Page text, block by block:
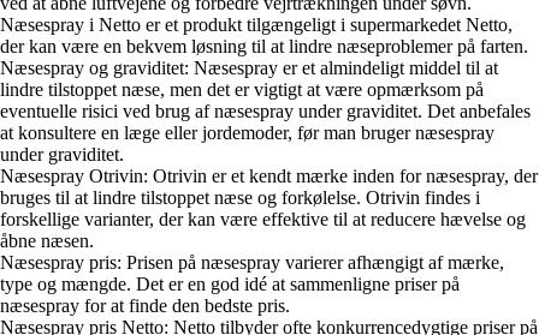
Næsespray i Netto er et produkt tilgængeligt i supermarkedet Netto,
der kan være en bekvem løsning til at lindre næseproblemer på farten.
Næsespray og graviditet: Næsespray er et almindeligt middel til at
lindre tilstoppet næse, men det er vigtigt at være opmærksom på
eventuelle risici ved brug af næsespray under graviditet. Det anbefales
at konsultere en læge eller jordemoder, før man bruger næsespray
under graviditet.
Næsespray Otrivin: Otrivin er et kendt mærke inden for næsespray, der
bruges til at lindre tilstoppet næse og forkølelse. Otrivin findes i
forskellige varianter, der kan være effektive til at reducere hævelse og
åbne næsen.
Næsespray pris: Prisen på næsespray varierer afhængigt af mærke,
type og mængde. Det er en god idé at sammenligne priser på
næsespray for at finde den bedste pris.
Næsespray pris Netto: Netto tilbyder ofte konkurrencedygtige priser på